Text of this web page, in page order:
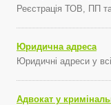
Реєстрація ТОВ, ПП
Юридична адреса
Юридичні адреси у
Адвокат у